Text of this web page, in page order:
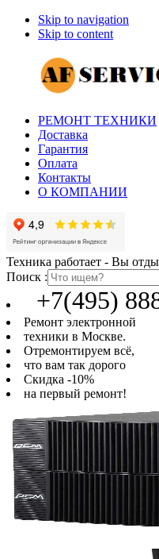
Skip to navigation
Skip to content
РЕМОНТ ТЕХНИКИ
Доставка
Гарантия
Оплата
Контакты
О КОМПАНИИ
Техника работает - Вы
Поиск :
+7(495)
Ремонт электронной
техники в Москве.
Отремонтируем всё,
что вам так дорого
Скидка -10%
на первый ремонт!